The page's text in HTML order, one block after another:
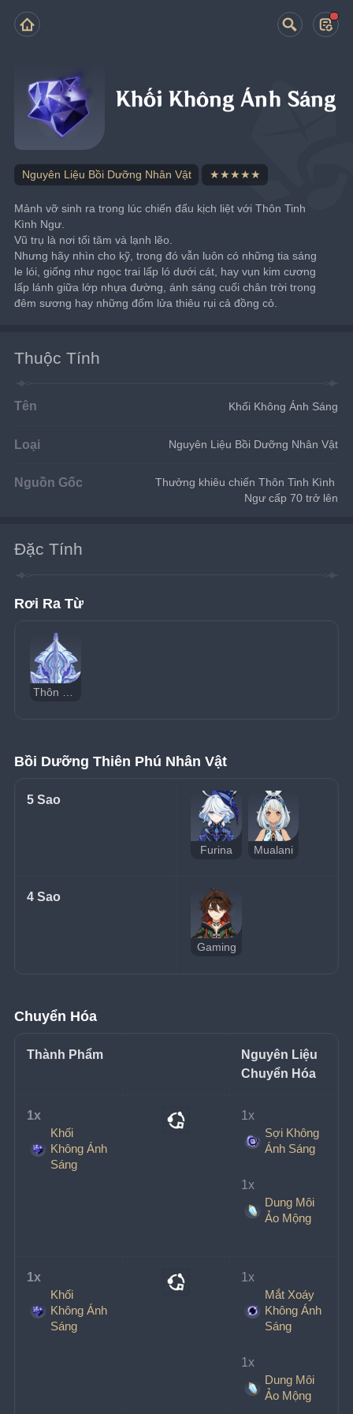
Khối Không Ánh Sáng
Nguyên Liệu Bồi Dưỡng Nhân Vật ★★★★★
Mảnh vỡ sinh ra trong lúc chiến đấu kịch liệt với Thôn Tinh
Kình Ngư.
Vũ trụ là nơi tối tăm và lạnh lẽo.
Nhưng hãy nhìn cho kỹ, trong đó vẫn luôn có những tia sáng
le lói, giống như ngọc trai lấp ló dưới cát, hay vụn kim cương
lấp lánh giữa lớp nhựa đường, ánh sáng cuối chân trời trong
đêm sương hay những đốm lửa thiêu rụi cả đồng cỏ.
Thuộc Tính
Tên Khối Không Ánh Sáng
Loại Nguyên Liệu Bồi Dưỡng Nhân Vật
Nguồn Gốc
Thưởng khiêu chiến Thôn Tinh Kình
Ngư cấp 70 trở lên
Đặc Tính
Rơi Ra Từ
Bồi Dưỡng Thiên Phú Nhân Vật
5 Sao
Furina Mualani
4 Sao
Gaming
Chuyển Hóa
Thành Phẩm
Nguyên Liệu
Chuyển Hóa
1x
Khối
Không Ánh
Sáng
1x
Sợi Không
Ánh Sáng
1x
Dung Môi
Ảo Mộng
1x
Khối
Không Ánh
Sáng
1x
Mắt Xoáy
Không Ánh
Sáng
1x
Dung Môi
Ảo Mộng